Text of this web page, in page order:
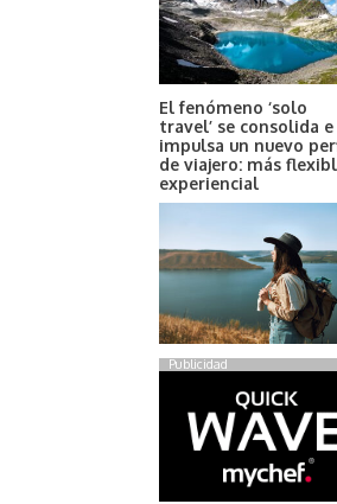
El fenómeno ‘solo
travel’ se consolida e
impulsa un nuevo
de viajero: más
experiencial
Publicidad